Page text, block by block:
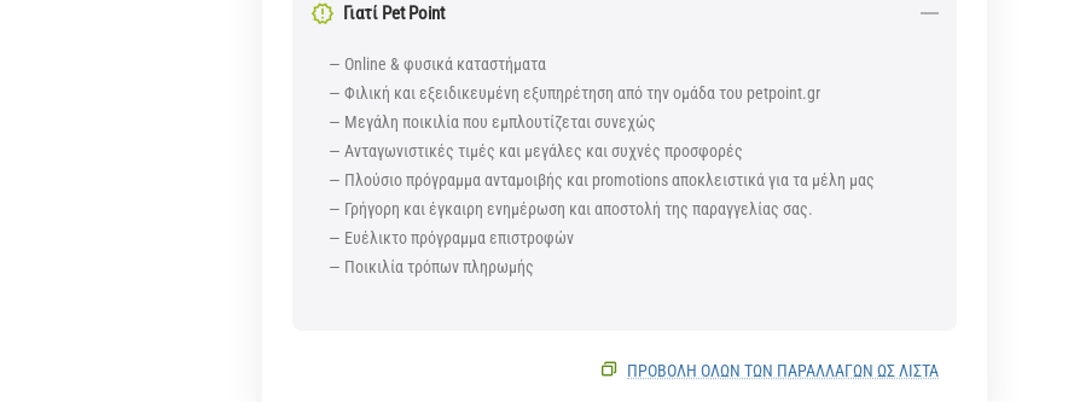
Γιατί Pet Point
— Online & φυσικά καταστήματα
— Φιλική και εξειδικευμένη εξυπηρέτηση από την ομάδα του petpoint.gr
— Μεγάλη ποικιλία που εμπλουτίζεται συνεχώς
— Ανταγωνιστικές τιμές και μεγάλες και συχνές προσφορές
— Πλούσιο πρόγραμμα ανταμοιβής και promotions αποκλειστικά για τα μέλη μας
— Γρήγορη και έγκαιρη ενημέρωση και αποστολή της παραγγελίας σας.
— Ευέλικτο πρόγραμμα επιστροφών
— Ποικιλία τρόπων πληρωμής
ΠΡΟΒΟΛΗ ΟΛΩΝ ΤΩΝ ΠΑΡΑΛΛΑΓΏΝ ΩΣ ΛΊΣΤΑ